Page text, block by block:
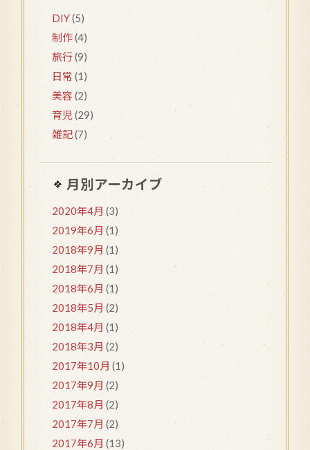
DIY(5)
制作(4)
旅行(9)
日常 (1)
美容 (2)
育児(29)
雑記(7)
月別アーカイブ
2020年4月 (3)
2019年6月 (1)
2018年9月 (1)
2018年7月 (1)
2018年6月 (1)
2018年5月 (2)
2018年4月 (1)
2018年3月 (2)
2017年10月 (1)
2017年9月 (2)
2017年8月 (2)
2017年7月 (2)
2017年6月 (13)